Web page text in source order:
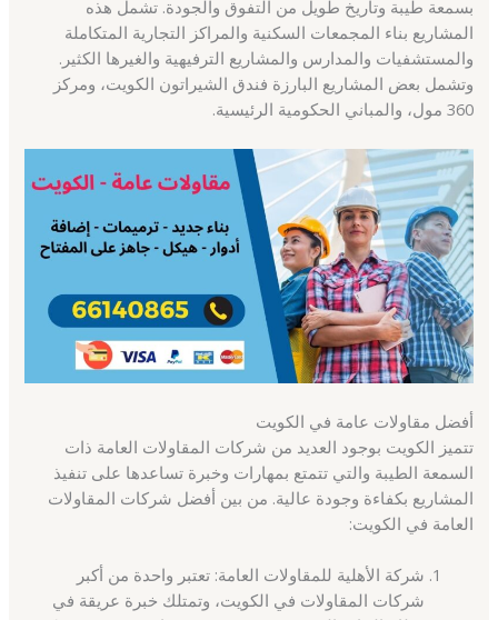
بسمعة طيبة وتاريخ طويل من التفوق والجودة. تشمل هذه
المشاريع بناء المجمعات السكنية والمراكز التجارية المتكاملة
والمستشفيات والمدارس والمشاريع الترفيهية والغيرها الكثير.
وتشمل بعض المشاريع البارزة فندق الشيراتون الكويت، ومركز
360 مول، والمباني الحكومية الرئيسية.
أفضل مقاولات عامة في الكويت
تتميز الكويت بوجود العديد من شركات المقاولات العامة ذات
السمعة الطيبة والتي تتمتع بمهارات وخبرة تساعدها على تنفيذ
المشاريع بكفاءة وجودة عالية. من بين أفضل شركات المقاولات
العامة في الكويت:
شركة الأهلية للمقاولات العامة: تعتبر واحدة من أكبر
شركات المقاولات في الكويت، وتمتلك خبرة عريقة في